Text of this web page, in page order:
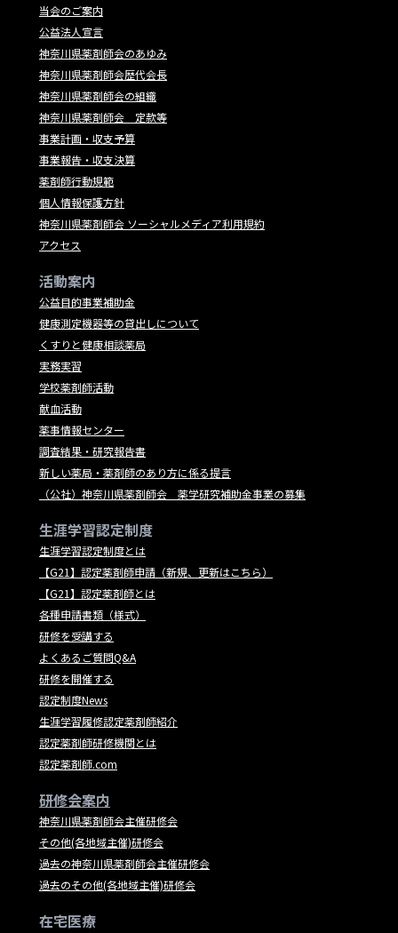
当会のご案内
公益法人宣言
神奈川県薬剤師会のあゆみ
神奈川県薬剤師会歴代会長
神奈川県薬剤師会の組織
神奈川県薬剤師会 定款等
事業計画・収支予算
事業報告・収支決算
薬剤師行動規範
個人情報保護方針
神奈川県薬剤師会 ソーシャルメディア利用規約
アクセス
活動案内
公益目的事業補助金
健康測定機器等の貸出しについて
くすりと健康相談薬局
実務実習
学校薬剤師活動
献血活動
薬事情報センター
調査結果・研究報告書
新しい薬局・薬剤師のあり方に係る提言
（公社）神奈川県薬剤師会 薬学研究補助金事業の募集
生涯学習認定制度
生涯学習認定制度とは
【G21】認定薬剤師申請（新規、更新はこちら）
【G21】認定薬剤師とは
各種申請書類（様式）
研修を受講する
よくあるご質問Q&A
研修を開催する
認定制度News
生涯学習履修認定薬剤師紹介
認定薬剤師研修機関とは
認定薬剤師.com
研修会案内
神奈川県薬剤師会主催研修会
その他(各地域主催)研修会
過去の神奈川県薬剤師会主催研修会
過去のその他(各地域主催)研修会
在宅医療